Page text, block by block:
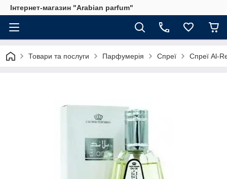
Інтернет-магазин "Arabian parfum"
Товари та послуги Парфумерія Спреї Спреї Al-